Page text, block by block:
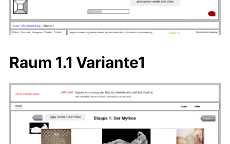
Raum 1.1 Variante1